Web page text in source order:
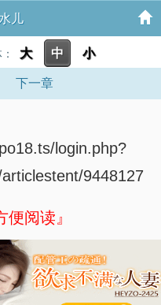
儿
大 中 小
下一章
login.php?
9448127
便阅读』